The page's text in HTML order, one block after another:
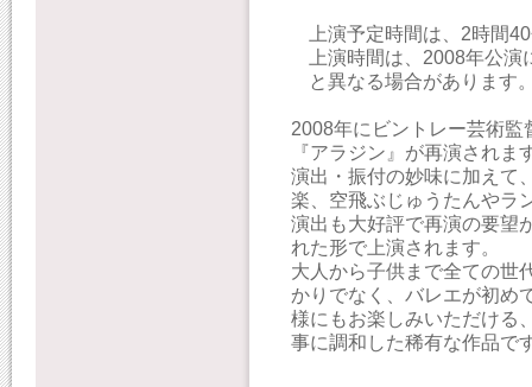
上演予定時間は、2時間
上演時間は、2008年公
と異なる場合があります
2008年にビントレー芸術
『アラジン』が再演されま
演出・振付の妙味に加えて
楽、空飛ぶじゅうたんやラ
演出も大好評で再演の要望
れた形で上演されます。
大人から子供まで全ての世
かりでなく、バレエが初め
様にもお楽しみいただける
事に調和した稀有な作品で